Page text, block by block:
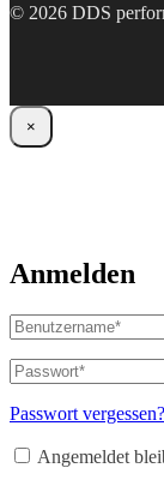
© 2026 DDS
×
Anmelden
Benutzername
oder
E-
Mail-
Adresse*
Passwort*
Erforderlich
Passwort vergessen?
Angemeldet